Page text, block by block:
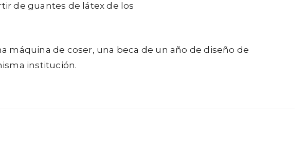
de guantes de látex de los
máquina de coser, una beca de un año de diseño de
institución.